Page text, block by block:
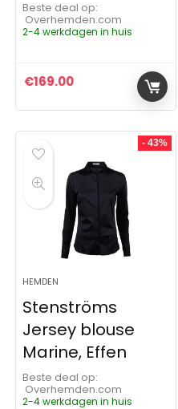
Beste deal op:
Overhemden.com
2-4 werkdagen in huis
€169.00
- 43%
HEMDEN
Stenströms
Jersey blouse
Marine, Effen
Beste deal op:
Overhemden.com
2-4 werkdagen in huis